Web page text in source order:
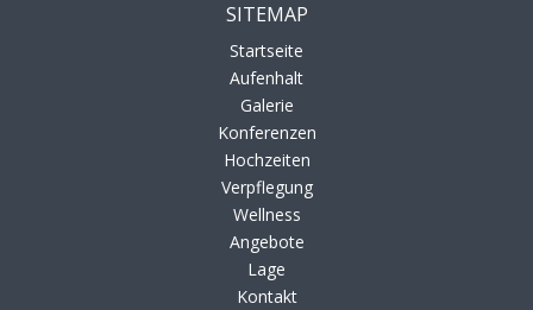
SITEMAP
Startseite
Aufenhalt
Galerie
Konferenzen
Hochzeiten
Verpflegung
Wellness
Angebote
Lage
Kontakt